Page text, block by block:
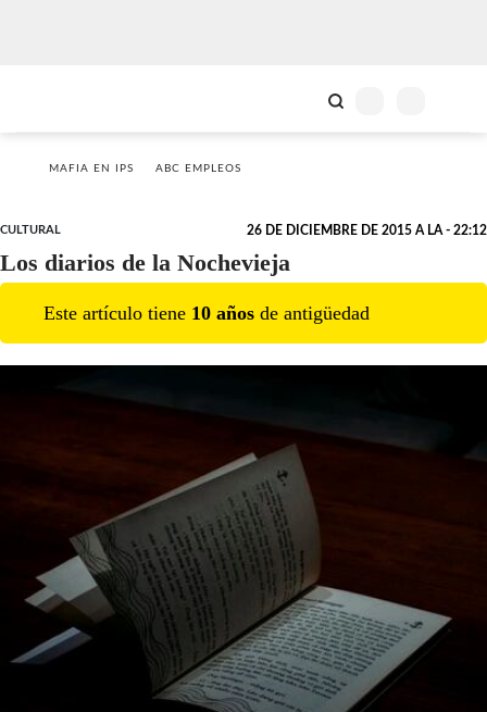
MAFIA EN IPS ABC EMPLEOS
CULTURAL 26 DE DICIEMBRE DE 2015 A LA - 22:12
Los diarios de la Nochevieja
Este artículo tiene 10 años de antigüedad